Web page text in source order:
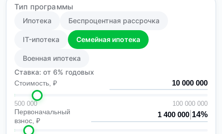
Тип программы
Ипотека Беспроцентная рассрочка
IT-ипотека Семейная ипотека
Военная ипотека
Ставка: от 6% годовых
Стоимость, ₽
500 000 100 000 000
Первоначальный
взнос, ₽
14%